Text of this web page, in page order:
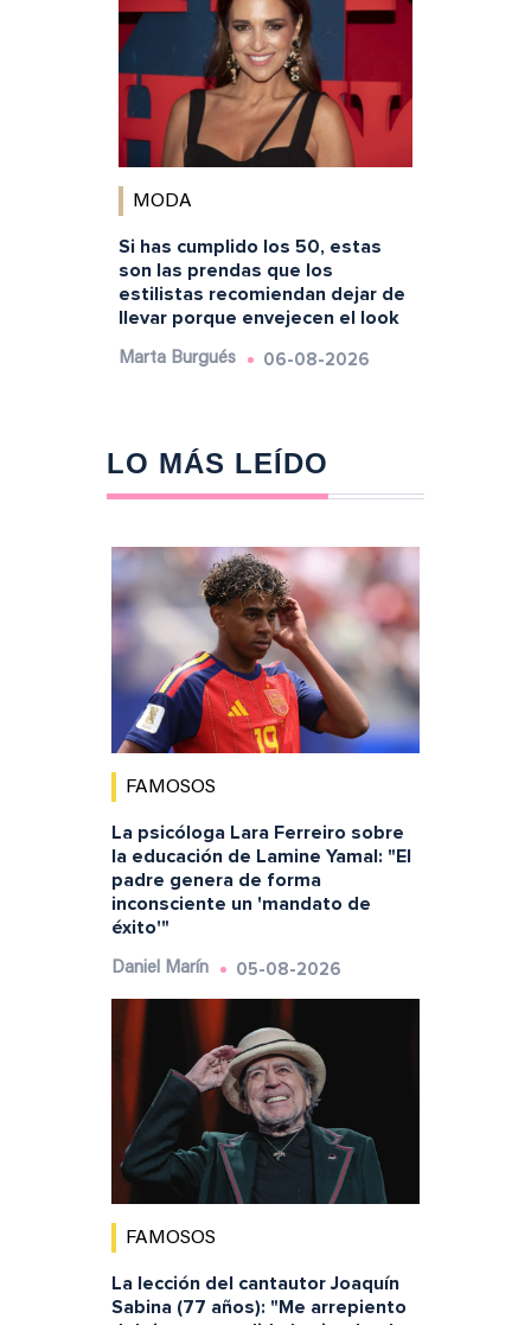
MODA
Si has cumplido los 50, estas
son las prendas que los
estilistas recomiendan dejar de
llevar porque envejecen el look
Marta Burgués 06-08-2026
LO MÁS LEÍDO
FAMOSOS
La psicóloga Lara Ferreiro sobre
la educación de Lamine Yamal: "El
padre genera de forma
inconsciente un 'mandato de
éxito'"
Daniel Marín 05-08-2026
FAMOSOS
La lección del cantautor Joaquín
Sabina (77 años): "Me arrepiento